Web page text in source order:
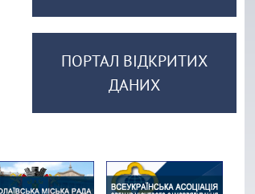
ПОРТАЛ ВІДКРИТИХ
ДАНИХ